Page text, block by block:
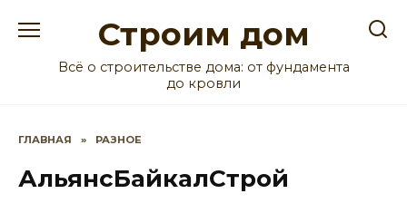
Строим дом
Всё о строительстве дома: от фундамента
до кровли
ГЛАВНАЯ » РАЗНОЕ
АльянсБайкалСтрой